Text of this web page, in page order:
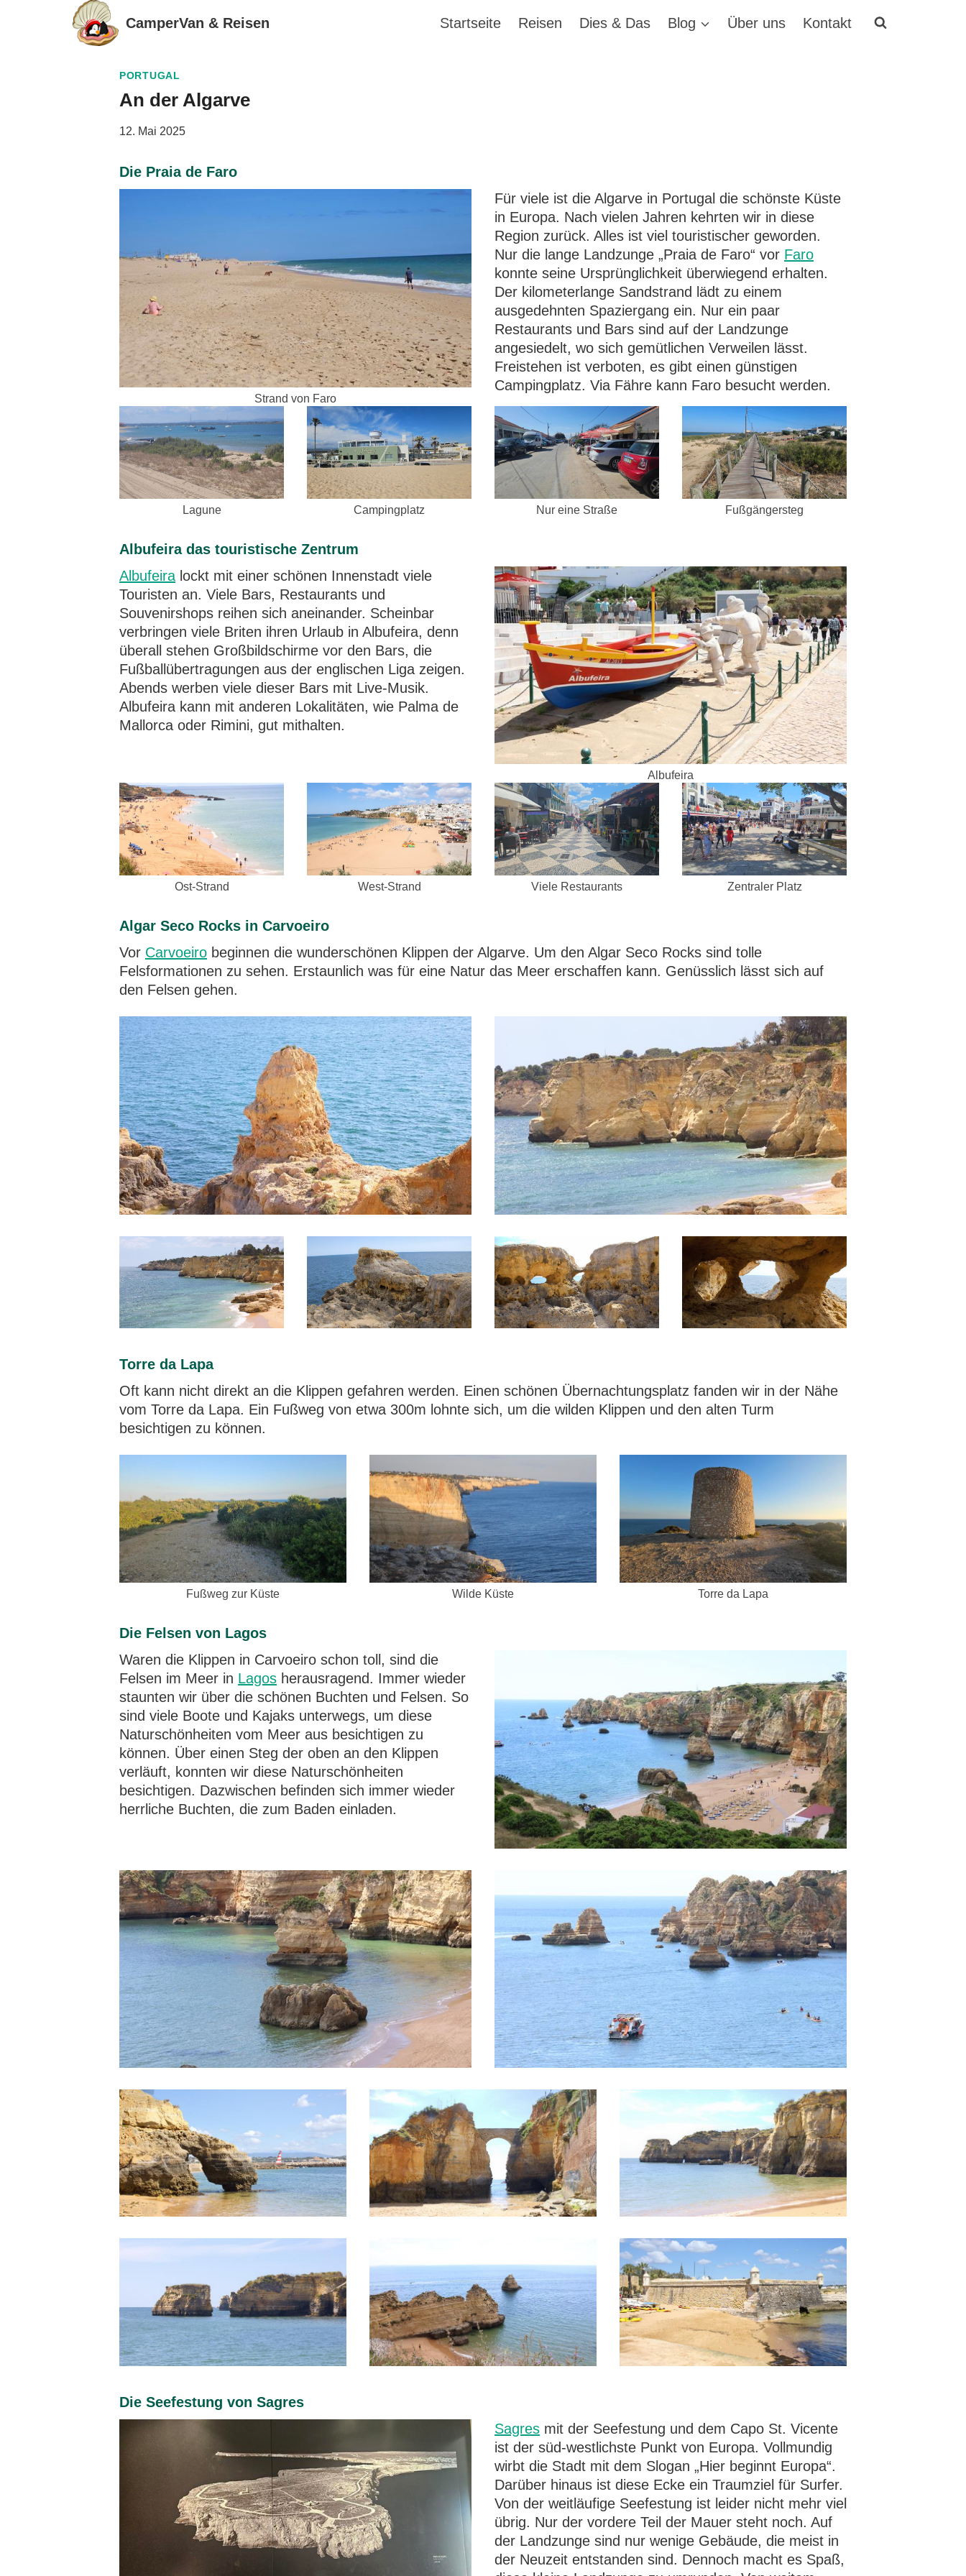
CamperVan & Reisen Startseite Reisen Dies & Das Blog Über uns Kontakt
PORTUGAL
An der Algarve
12. Mai 2025
Die Praia de Faro
Strand von Faro
Für viele ist die Algarve in Portugal die schönste Küste
in Europa. Nach vielen Jahren kehrten wir in diese
Region zurück. Alles ist viel touristischer geworden.
Nur die lange Landzunge „Praia de Faro“ vor Faro
konnte seine Ursprünglichkeit überwiegend erhalten.
Der kilometerlange Sandstrand lädt zu einem
ausgedehnten Spaziergang ein. Nur ein paar
Restaurants und Bars sind auf der Landzunge
angesiedelt, wo sich gemütlichen Verweilen lässt.
Freistehen ist verboten, es gibt einen günstigen
Campingplatz. Via Fähre kann Faro besucht werden.
Lagune Campingplatz Nur eine Straße Fußgängersteg
Albufeira das touristische Zentrum
Albufeira lockt mit einer schönen Innenstadt viele
Touristen an. Viele Bars, Restaurants und
Souvenirshops reihen sich aneinander. Scheinbar
verbringen viele Briten ihren Urlaub in Albufeira, denn
überall stehen Großbildschirme vor den Bars, die
Fußballübertragungen aus der englischen Liga zeigen.
Abends werben viele dieser Bars mit Live-Musik.
Albufeira kann mit anderen Lokalitäten, wie Palma de
Mallorca oder Rimini, gut mithalten.
Albufeira
Ost-Strand West-Strand Viele Restaurants Zentraler Platz
Algar Seco Rocks in Carvoeiro
Vor Carvoeiro beginnen die wunderschönen Klippen der Algarve. Um den Algar Seco Rocks sind tolle
Felsformationen zu sehen. Erstaunlich was für eine Natur das Meer erschaffen kann. Genüsslich lässt sich auf
den Felsen gehen.
Torre da Lapa
Oft kann nicht direkt an die Klippen gefahren werden. Einen schönen Übernachtungsplatz fanden wir in der Nähe
vom Torre da Lapa. Ein Fußweg von etwa 300m lohnte sich, um die wilden Klippen und den alten Turm
besichtigen zu können.
Fußweg zur Küste Wilde Küste Torre da Lapa
Die Felsen von Lagos
Waren die Klippen in Carvoeiro schon toll, sind die
Felsen im Meer in Lagos herausragend. Immer wieder
staunten wir über die schönen Buchten und Felsen. So
sind viele Boote und Kajaks unterwegs, um diese
Naturschönheiten vom Meer aus besichtigen zu
können. Über einen Steg der oben an den Klippen
verläuft, konnten wir diese Naturschönheiten
besichtigen. Dazwischen befinden sich immer wieder
herrliche Buchten, die zum Baden einladen.
Die Seefestung von Sagres
Sagres mit der Seefestung und dem Capo St. Vicente
ist der süd-westlichste Punkt von Europa. Vollmundig
wirbt die Stadt mit dem Slogan „Hier beginnt Europa“.
Darüber hinaus ist diese Ecke ein Traumziel für Surfer.
Von der weitläufige Seefestung ist leider nicht mehr viel
übrig. Nur der vordere Teil der Mauer steht noch. Auf
der Landzunge sind nur wenige Gebäude, die meist in
der Neuzeit entstanden sind. Dennoch macht es Spaß,